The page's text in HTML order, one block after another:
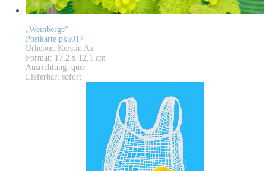
„Weinberge“
Postkarte pk5017
Urheber: Kerstin Ax
Format: 17,2 x 12,1 cm
Ausrichtung: quer
Lieferbar: sofort